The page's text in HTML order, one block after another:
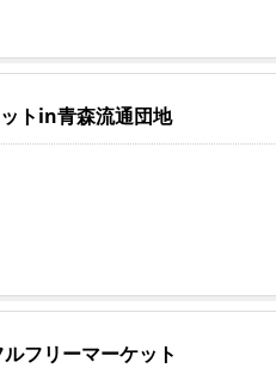
トin青森流通団地
フリーマーケット